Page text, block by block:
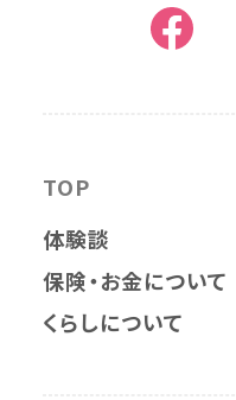
TOP
体験談
保険・お金について
くらしについて